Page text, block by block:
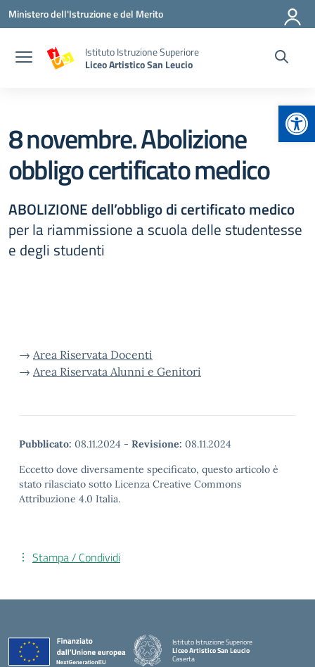
Vai ai contenuti
Vai al menu di navigazione
Vai al footer
Ministero dell'Istruzione e del Merito
Istituto Istruzione Superiore
Liceo Artistico San Leucio
8 novembre. Abolizione
obbligo certificato medico
ABOLIZIONE dell’obbligo di certificato medico
per la riammissione a scuola delle studentesse
e degli studenti
→ Area Riservata Docenti
→ Area Riservata Alunni e Genitori
Pubblicato: 08.11.2024 - Revisione: 08.11.2024
Eccetto dove diversamente specificato, questo articolo è
stato rilasciato sotto Licenza Creative Commons
Attribuzione 4.0 Italia.
Stampa / Condividi
Istituto Istruzione Superiore
Liceo Artistico San Leucio
Caserta